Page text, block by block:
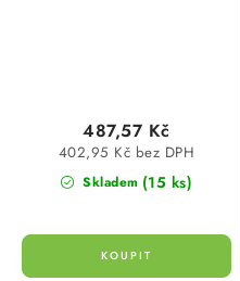
Skladem (15 ks)
402,95 Kč bez DPH
487,57 Kč